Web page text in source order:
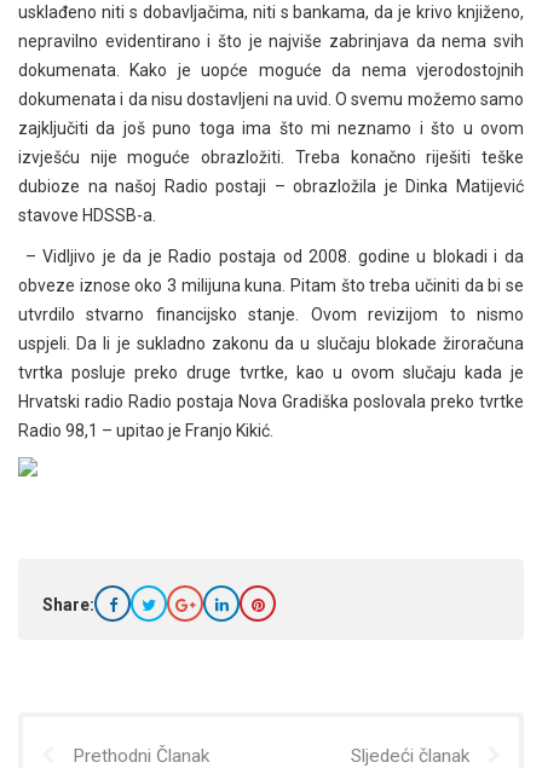
usklađeno niti s dobavljačima, niti s bankama, da je krivo knjiženo,
nepravilno evidentirano i što je najviše zabrinjava da nema svih
dokumenata. Kako je uopće moguće da nema vjerodostojnih
dokumenata i da nisu dostavljeni na uvid. O svemu možemo samo
zajključiti da još puno toga ima što mi neznamo i što u ovom
izvješću nije moguće obrazložiti. Treba konačno riješiti teške
dubioze na našoj Radio postaji – obrazložila je Dinka Matijević
stavove HDSSB-a.
– Vidljivo je da je Radio postaja od 2008. godine u blokadi i da
obveze iznose oko 3 milijuna kuna. Pitam što treba učiniti da bi se
utvrdilo stvarno financijsko stanje. Ovom revizijom to nismo
uspjeli. Da li je sukladno zakonu da u slučaju blokade žiroračuna
tvrtka posluje preko druge tvrtke, kao u ovom slučaju kada je
Hrvatski radio Radio postaja Nova Gradiška poslovala preko tvrtke
Radio 98,1 – upitao je Franjo Kikić.
Share:
Prethodni Članak Sljedeći članak